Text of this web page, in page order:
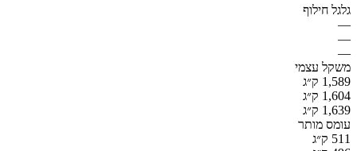
גלגל חילוף
—
—
—
משקל עצמי
1,589 ק״ג
1,604 ק״ג
1,639 ק״ג
עומס מותר
511 ק״ג